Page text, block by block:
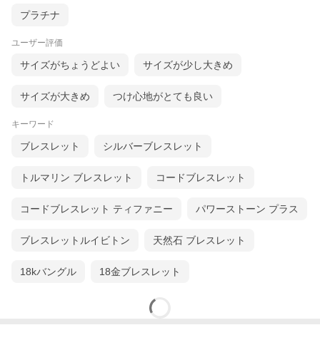
しまったという方も、こちらは大丈夫。カットボールチェーンは
丈夫で切れにくいという特徴があるんです。だからせっかく買っ
■商品スペック
○商品名：K10PG0.15ctダイヤモンドブレスレット
○材質：
チェーン／K10PG
ダイヤ（Hカラー・I1クラス）3石計約0.15ct以上
○生産国：日本
トップ／（約）縦5×横3mm
チェーン長さ／（約）18cm
○付属品：
ギャランティーカード／無
プラチナ
ユーザー評価
サイズがちょうどよい サイズが少し大きめ
サイズが大きめ つけ心地がとても良い
キーワード
ブレスレット シルバーブレスレット
トルマリン ブレスレット コードブレスレット
コードブレスレット ティファニー パワーストーン プラス
ブレスレットルイビトン 天然石 ブレスレット
18kバングル 18金ブレスレット